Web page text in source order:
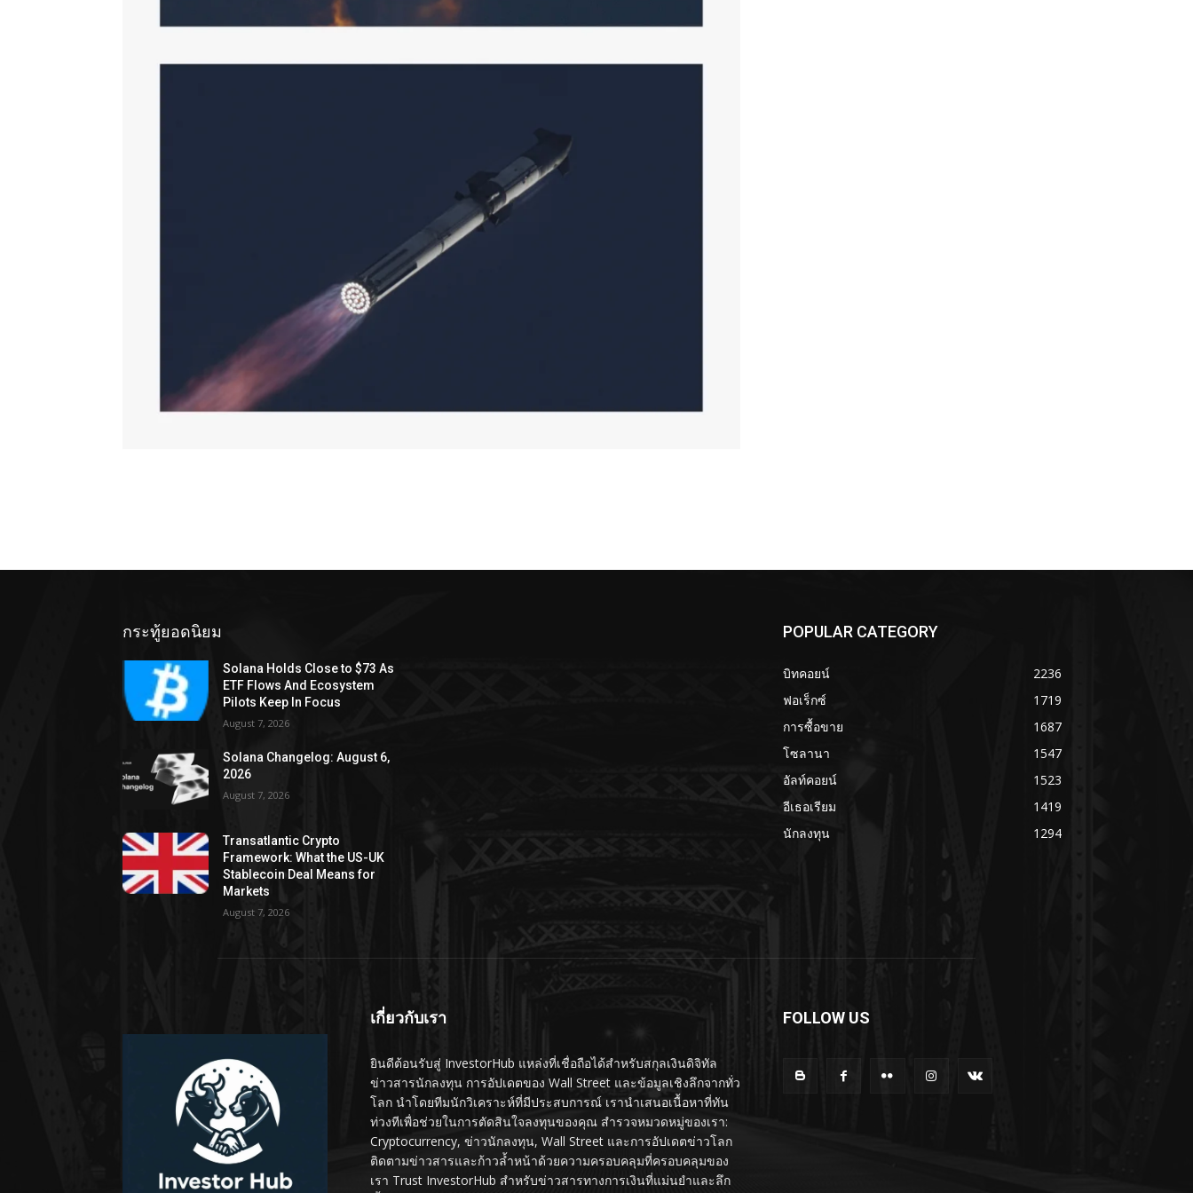
กระทู้ยอดนิยม
Solana Holds Close to $73 As
ETF Flows And Ecosystem
Pilots Keep In Focus
August 7, 2026
Solana Changelog: August 6,
2026
August 7, 2026
Transatlantic Crypto
Framework: What the US-UK
Stablecoin Deal Means for
Markets
August 7, 2026
POPULAR CATEGORY
บิทคอยน์
2236
ฟอเร็กซ์
1719
การซื้อขาย
1687
โซลานา
1547
อัลท์คอยน์
1523
อีเธอเรียม
1419
นักลงทุน
1294
เกี่ยวกับเรา
ยินดีต้อนรับสู่ InvestorHub แหล่งที่เชื่อถือได้สำหรับสกุลเงินดิจิทัล
ข่าวสารนักลงทุน การอัปเดตของ Wall Street และข้อมูลเชิงลึกจากทั่ว
โลก นำโดยทีมนักวิเคราะห์ที่มีประสบการณ์ เรานำเสนอเนื้อหาที่ทัน
ท่วงทีเพื่อช่วยในการตัดสินใจลงทุนของคุณ สำรวจหมวดหมู่ของเรา:
Cryptocurrency, ข่าวนักลงทุน, Wall Street และการอัปเดตข่าวโลก
ติดตามข่าวสารและก้าวล้ำหน้าด้วยความครอบคลุมที่ครอบคลุมของ
เรา Trust InvestorHub สำหรับข่าวสารทางการเงินที่แม่นยำและลึก
FOLLOW US